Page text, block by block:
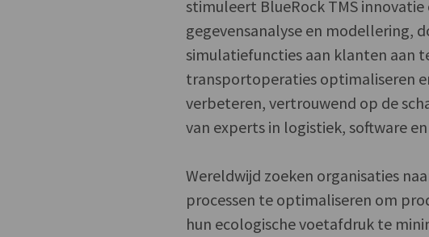
stimuleert BlueRock TMS
gegevensanalyse en modellering,
simulatiefuncties aan klanten aan
transportoperaties optimaliseren
verbeteren, vertrouwend op de
van experts in logistiek, software
Wereldwijd zoeken organisaties
processen te optimaliseren om
hun ecologische voetafdruk te